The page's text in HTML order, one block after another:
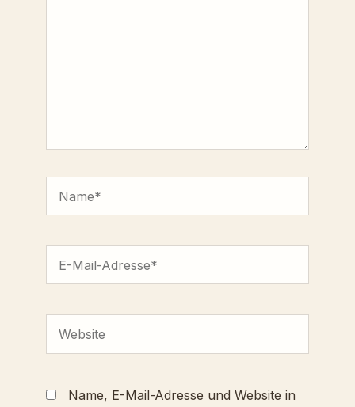
Name, E-Mail-Adresse und Website in